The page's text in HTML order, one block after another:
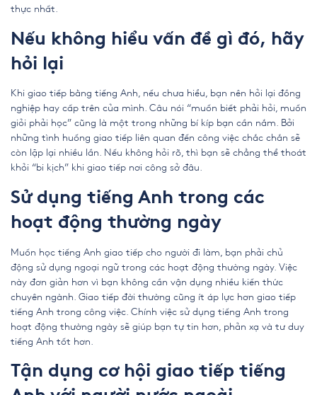
thực nhất.
Nếu không hiểu vấn đề gì đó, hãy
hỏi lại
Khi giao tiếp bằng tiếng Anh, nếu chưa hiểu, bạn nên hỏi lại đồng
nghiệp hay cấp trên của mình. Câu nói “muốn biết phải hỏi, muốn
giỏi phải học” cũng là một trong những bí kíp bạn cần nắm. Bởi
những tình huống giao tiếp liên quan đến công việc chắc chắn sẽ
còn lặp lại nhiều lần. Nếu không hỏi rõ, thì bạn sẽ chẳng thể thoát
khỏi “bi kịch” khi giao tiếp nơi công sở đâu.
Sử dụng tiếng Anh trong các
hoạt động thường ngày
Muốn học tiếng Anh giao tiếp cho người đi làm, bạn phải chủ
động sử dụng ngoại ngữ trong các hoạt động thường ngày. Việc
này đơn giản hơn vì bạn không cần vận dụng nhiều kiến thức
chuyên ngành. Giao tiếp đời thường cũng ít áp lực hơn giao tiếp
tiếng Anh trong công việc. Chính việc sử dụng tiếng Anh trong
hoạt động thường ngày sẽ giúp bạn tự tin hơn, phản xạ và tư duy
tiếng Anh tốt hơn.
Tận dụng cơ hội giao tiếp tiếng